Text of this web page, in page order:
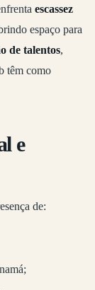
escassez
espaço para
de talentos,
têm como
e
de: